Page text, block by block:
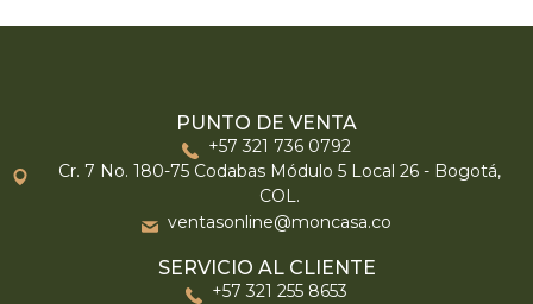
PUNTO DE VENTA
+57 321 736 0792
Cr. 7 No. 180-75 Codabas Módulo 5 Local 26 - Bogotá,
COL.
ventasonline@moncasa.co
SERVICIO AL CLIENTE
+57 321 255 8653